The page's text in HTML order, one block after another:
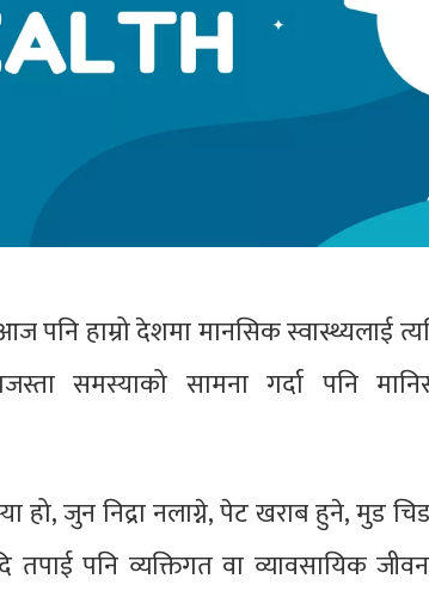
पनि हाम्रो देशमा मानसिक स्वास्थ्यलाई
समस्याको सामना गर्दा पनि
हो, जुन निद्रा नलाग्ने, पेट खराब हुने, मुड
पनि व्यक्तिगत वा व्यावसायिक